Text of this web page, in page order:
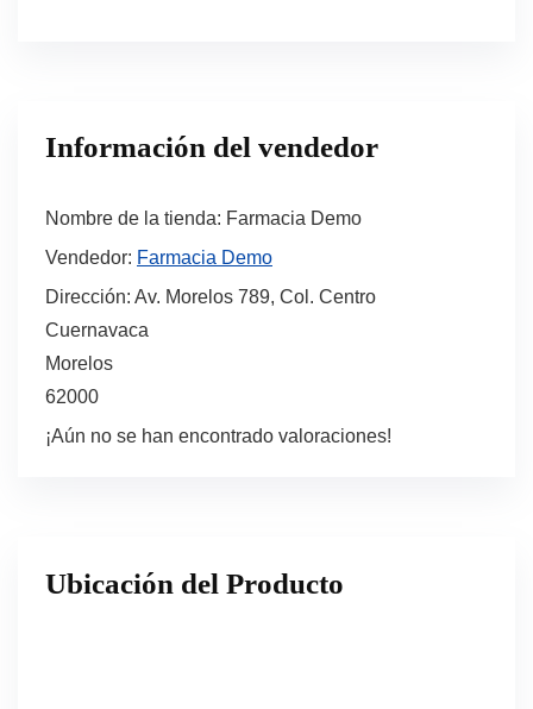
Información del vendedor
Nombre de la tienda: Farmacia Demo
Vendedor: Farmacia Demo
Dirección: Av. Morelos 789, Col. Centro
Cuernavaca
Morelos
62000
¡Aún no se han encontrado valoraciones!
Ubicación del Producto